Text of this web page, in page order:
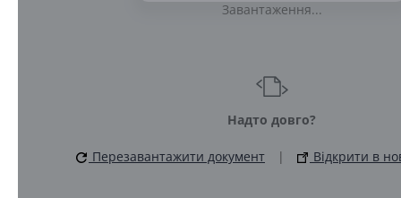
Завантаження...
Надто довго?
Перезавантажити документ | Відкрити в